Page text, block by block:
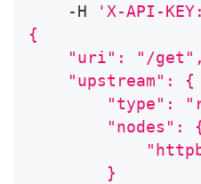
    -H
'X-API-
{
    "uri": "/get",
    "upstream": {
"type":
"nodes":
        }